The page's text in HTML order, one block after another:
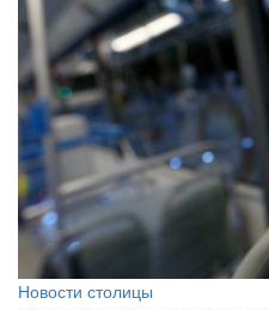
Новости столицы